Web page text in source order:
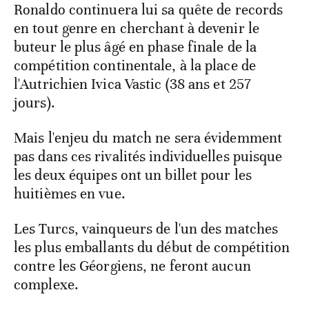
Ronaldo continuera lui sa quête de records
en tout genre en cherchant à devenir le
buteur le plus âgé en phase finale de la
compétition continentale, à la place de
l'Autrichien Ivica Vastic (38 ans et 257
jours).
Mais l'enjeu du match ne sera évidemment
pas dans ces rivalités individuelles puisque
les deux équipes ont un billet pour les
huitièmes en vue.
Les Turcs, vainqueurs de l'un des matches
les plus emballants du début de compétition
contre les Géorgiens, ne feront aucun
complexe.